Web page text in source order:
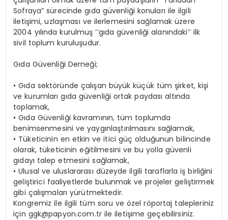
Sofraya” sürecinde gıda güvenliği konuları ile ilgili
iletişimi, uzlaşması ve ilerlemesini sağlamak üzere
2004 yılında kurulmuş ‘’gıda güvenliği alanındaki’’ ilk
sivil toplum kuruluşudur.
Gıda Güvenliği Derneği;
•Gıda sektöründe çalışan büyük küçük tüm şirket, kişi
ve kurumları gıda güvenliği ortak paydası altında
toplamak,
•Gıda Güvenliği kavramının, tüm toplumda
benimsenmesini ve yaygınlaştırılmasını sağlamak,
• Tüketicinin en etkin ve itici güç olduğunun bilincinde
olarak, tüketicinin eğitilmesini ve bu yolla güvenli
gıdayı talep etmesini sağlamak,
•Ulusal ve uluslararası düzeyde ilgili taraflarla iş birliğini
geliştirici faaliyetlerde bulunmak ve projeler geliştirmek
gibi çalışmaları yürütmektedir.
Kongremiz ile ilgili tüm soru ve özel röportaj talepleriniz
için ggk@papyon.com.tr ile iletişime geçebilirsiniz.